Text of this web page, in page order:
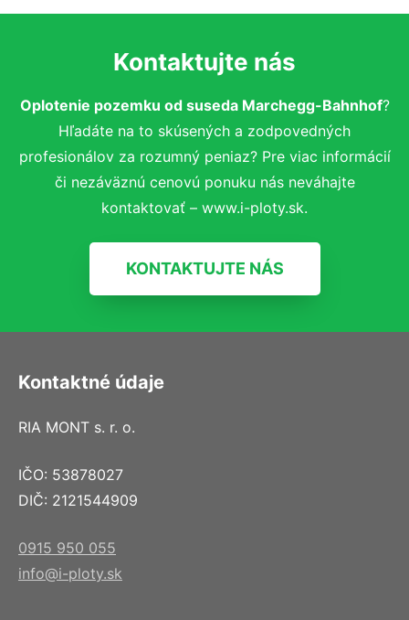
Kontaktujte nás
Oplotenie pozemku od suseda Marchegg-Bahnhof?
Hľadáte na to skúsených a zodpovedných
profesionálov za rozumný peniaz? Pre viac informácií
či nezáväznú cenovú ponuku nás neváhajte
kontaktovať – www.i-ploty.sk.
KONTAKTUJTE NÁS
Kontaktné údaje
RIA MONT s. r. o.
IČO: 53878027
DIČ: 2121544909
0915 950 055
info@i-ploty.sk